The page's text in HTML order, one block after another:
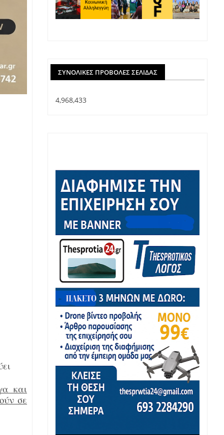
και
σε
ΣΥΝΟΛΙΚΈΣ ΠΡΟΒΟΛΈΣ ΣΕΛΊΔΑΣ
4,968,433